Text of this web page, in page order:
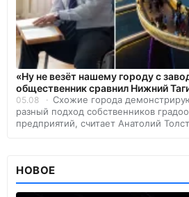
«Ну не везёт нашему городу с
общественник сравнил Нижний
05.08
Схожие города
разный подход собственников
предприятий, считает Анатолий
НОВОЕ